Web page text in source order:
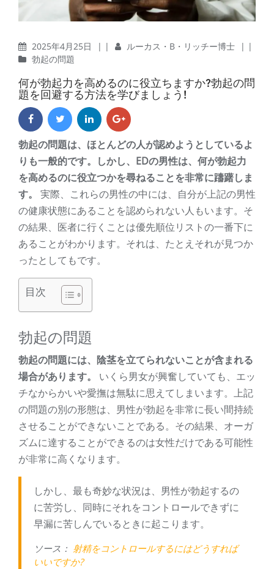
2025年4月25日 | | ルーカス・B・リッチー博士
| |
勃起の問題
何が勃起力を高めるのに役立ちますか?勃起の問
題を回避する方法を学びましょう!
勃起の問題は、ほとんどの人が認めようとしているよ
りも一般的です。しかし、EDの男性は、何が勃起力
を高めるのに役立つかを尋ねることを非常に躊躇しま
す。
実際、これらの男性の中には、自分が上記の男性
の健康状態にあることを認められない人もいます。そ
の結果、医者に行くことは優先順位リストの一番下に
あることがわかります。それは、たとえそれが見つか
ったとしてもです。
目次
勃起の問題
勃起の問題には、陰茎を立てられないことが含まれる
場合があります。
いくら男女が興奮していても、エッ
チなからかいや愛撫は無駄に思えてしまいます。上記
の問題の別の形態は、男性が勃起を非常に長い間持続
させることができないことである。その結果、オーガ
ズムに達することができるのは女性だけである可能性
が非常に高くなります。
しかし、最も奇妙な状況は、男性が勃起するの
に苦労し、同時にそれをコントロールできずに
早漏に苦しんでいるときに起こります。
ソース： 射精をコントロールするにはどうすれば
いいですか?